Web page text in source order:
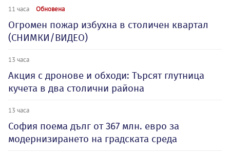
11 часа Обновена
Огромен пожар избухна в столичен квартал
(СНИМКИ/ВИДЕО)
13 часа
Акция с дронове и обходи: Търсят глутница
кучета в два столични района
13 часа
София поема дълг от 367 млн. евро за
модернизирането на градската среда